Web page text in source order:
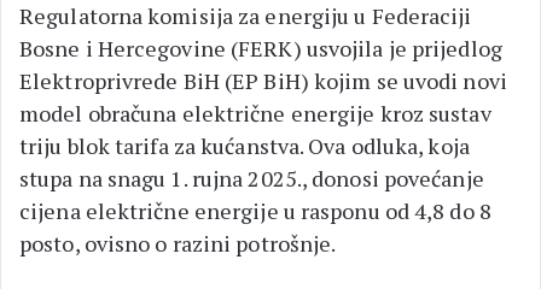
Regulatorna komisija za energiju u Federaciji
Bosne i Hercegovine (FERK) usvojila je prijedlog
Elektroprivrede BiH (EP BiH) kojim se uvodi novi
model obračuna električne energije kroz sustav
triju blok tarifa za kućanstva. Ova odluka, koja
stupa na snagu 1. rujna 2025., donosi povećanje
cijena električne energije u rasponu od 4,8 do 8
posto, ovisno o razini potrošnje.